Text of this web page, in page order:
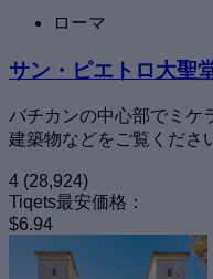
ローマ
サン・ピエトロ大聖
バチカンの中心部でミケ
建築物などをご覧くださ
4 (28,924)
Tiqets最安価格：
$6.94